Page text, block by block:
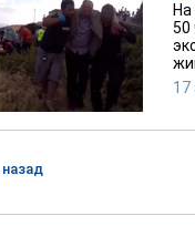
50
17